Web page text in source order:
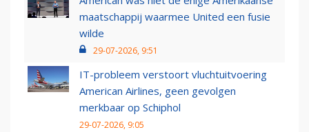
maatschappij waarmee United een fusie
wilde
29-07-2026, 9:51
IT-probleem verstoort vluchtuitvoering
American Airlines, geen gevolgen
merkbaar op Schiphol
29-07-2026, 9:05